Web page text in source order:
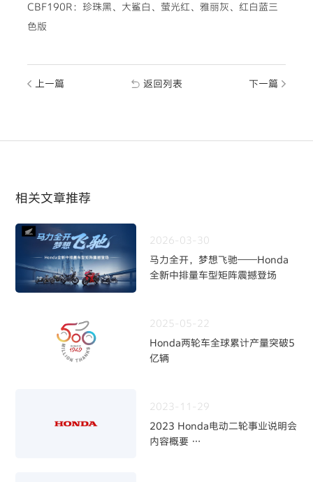
CBF190R：珍珠黑、大鲨白、萤光红、雅丽灰、红白蓝三
色版
上一篇 返回列表 下一篇
相关文章推荐
2026-03-30
马力全开，梦想飞驰——Honda
全新中排量车型矩阵震撼登场
2025-05-22
Honda两轮车全球累计产量突破5
亿辆
2023-11-29
2023 Honda电动二轮事业说明会
内容概要